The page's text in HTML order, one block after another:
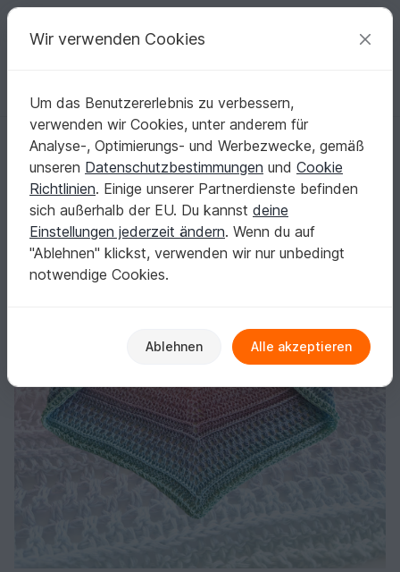
Deine kreativen Ideen
Deutsch | € (EUR) einloggen Kostenlos registrieren
Startseite Häkeln Tücher Dreieckstücher
Häkelanleitung flaches Dreieckstuch "C'n'C - Chill and Crochet"
Häkelanleitung flaches Dreieckstuch "C'n'C -
Chill and Crochet"
Wir verwenden Cookies
Um das Benutzererlebnis zu verbessern,
verwenden wir Cookies, unter anderem für
Analyse-, Optimierungs- und Werbezwecke, gemäß
unseren Datenschutzbestimmungen und Cookie
Richtlinien. Einige unserer Partnerdienste befinden
sich außerhalb der EU. Du kannst deine
Einstellungen jederzeit ändern. Wenn du auf
"Ablehnen" klickst, verwenden wir nur unbedingt
notwendige Cookies.
Ablehnen Alle akzeptieren